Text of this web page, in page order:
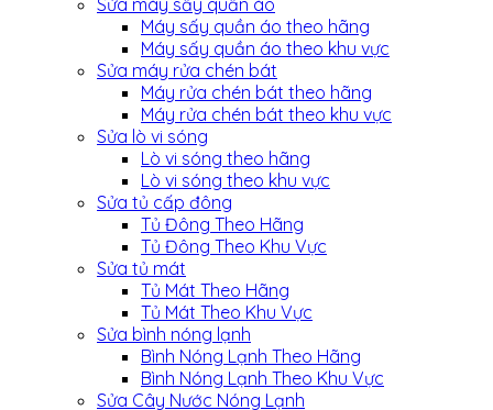
Máy sấy quần áo theo hãng
Máy sấy quần áo theo khu vực
Sửa máy rửa chén bát
Máy rửa chén bát theo hãng
Máy rửa chén bát theo khu vực
Sửa lò vi sóng
Lò vi sóng theo hãng
Lò vi sóng theo khu vực
Sửa tủ cấp đông
Tủ Đông Theo Hãng
Tủ Đông Theo Khu Vực
Sửa tủ mát
Tủ Mát Theo Hãng
Tủ Mát Theo Khu Vực
Sửa bình nóng lạnh
Bình Nóng Lạnh Theo Hãng
Bình Nóng Lạnh Theo Khu Vực
Sửa Cây Nước Nóng Lạnh